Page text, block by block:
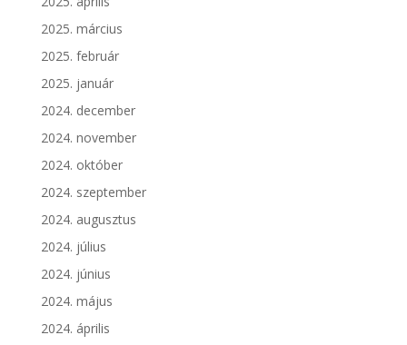
2025. március
2025. február
2025. január
2024. december
2024. november
2024. október
2024. szeptember
2024. augusztus
2024. július
2024. június
2024. május
2024. április